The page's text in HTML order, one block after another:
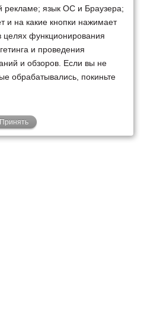
рекламе; язык ОС и Браузера;
и на какие кнопки нажимает
целях функционирования
и проведения
и обзоров. Если вы не
обрабатывались, покиньте
Принять